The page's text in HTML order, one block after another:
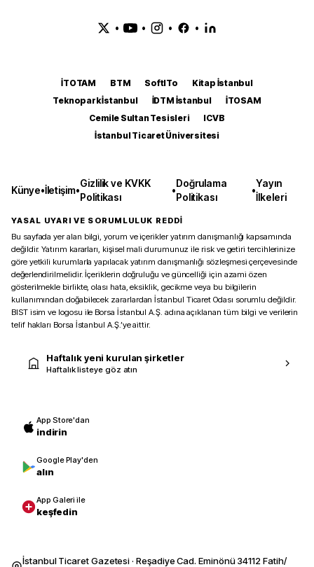
• • • •
İTOTAM BTM SoftITo
Kitap İstanbul
Teknopark İstanbul
İDTM İstanbul
İTOSAM
Cemile Sultan Tesisleri
ICVB
İstanbul Ticaret Üniversitesi
Künye•İletişim•
Gizlilik ve KVKK
Politikası
•
Doğrulama
Politikası
•
Yayın
İlkeleri
YASAL UYARI VE SORUMLULUK REDDİ
Bu sayfada yer alan bilgi, yorum ve içerikler yatırım danışmanlığı kapsamında
değildir. Yatırım kararları, kişisel mali durumunuz ile risk ve getiri tercihlerinize
göre yetkili kurumlarla yapılacak yatırım danışmanlığı sözleşmesi çerçevesinde
değerlendirilmelidir. İçeriklerin doğruluğu ve güncelliği için azami özen
gösterilmekle birlikte, olası hata, eksiklik, gecikme veya bu bilgilerin
kullanımından doğabilecek zararlardan İstanbul Ticaret Odası sorumlu değildir.
BIST isim ve logosu ile Borsa İstanbul A.Ş. adına açıklanan tüm bilgi ve verilerin
telif hakları Borsa İstanbul A.Ş.’ye aittir.
Haftalık yeni kurulan şirketler
Haftalık listeye göz atın
App Store'dan
indirin
Google Play'den
alın
App Galeri ile
keşfedin
İstanbul Ticaret Gazetesi · Reşadiye Cad. Eminönü 34112 Fatih/